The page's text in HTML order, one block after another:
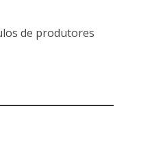
de produtores